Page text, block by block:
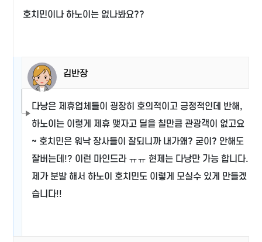
호치민이나 하노이는 없나봐요??
김반장
다낭은 제휴업체들이 굉장히 호의적이고 긍정적인데 반해,
하노이는 이렇게 제휴 맺자고 딜을 칠만큼 관광객이 없고요
~ 호치민은 워낙 장사들이 잘되니까 내가왜? 굳이? 안해도
잘버는데!? 이런 마인드라 ㅠㅠ 현제는 다낭만 가능 합니다.
제가 분발 해서 하노이 호치민도 이렇게 모실수 있게 만들겠
습니다!!